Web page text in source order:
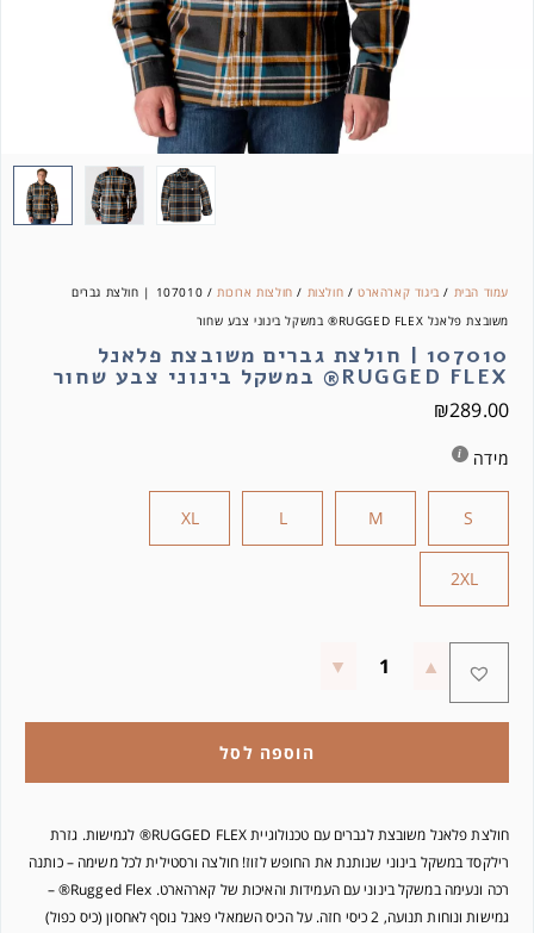
עמוד הבית / ביגוד קארהארט / חולצות / חולצות ארוכות
/ 107010 | חולצת גברים
משובצת פלאנל RUGGED FLEX® במשקל בינוני צבע שחור
107010 | חולצת גברים משובצת פלאנל
RUGGED FLEX® במשקל בינוני צבע שחור
₪289.00
מידה
S
M
L
XL
2XL
הוספה לסל
חולצת פלאנל משובצת לגברים עם טכנולוגיית RUGGED FLEX® לגמישות. גזרת
רילקסד במשקל בינוני שנותנת את החופש לזוז! חולצה ורסטילית לכל משימה – כותנה
רכה ונעימה במשקל בינוני עם העמידות והאיכות של קארהארט. Rugged Flex® –
גמישות ונוחות תנועה, 2 כיסי חזה. על הכיס השמאלי פאנל נוסף לאחסון (כיס כפול)